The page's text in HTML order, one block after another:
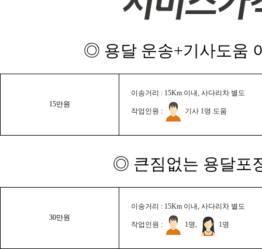
◎ 용달 운송+기사도움
15만원
이송거리 : 15Km 이내, 사다리차 별도
작업인원 : 기사 1명 도움
◎ 큰짐없는 용달포
30만원
이송거리 : 15Km 이내, 사다리차 별도
작업인원 : 1명, 1명